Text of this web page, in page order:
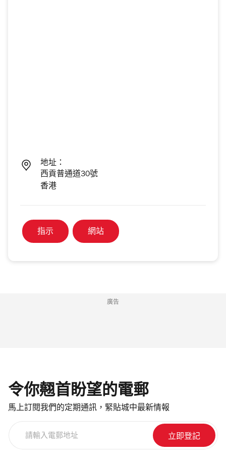
地址：
西貢普通道30號
香港
指示 網站
廣告
令你翹首盼望的電郵
馬上訂閱我們的定期通訊，緊貼城中最新情報